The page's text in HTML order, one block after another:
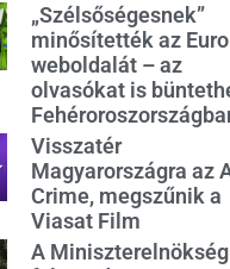
„Szélsőségesnek”
minősítették az
weboldalát – az
olvasókat is
Visszatér
Magyarországra az
Crime, megszűnik a
Viasat Film
A Miniszterelnökség